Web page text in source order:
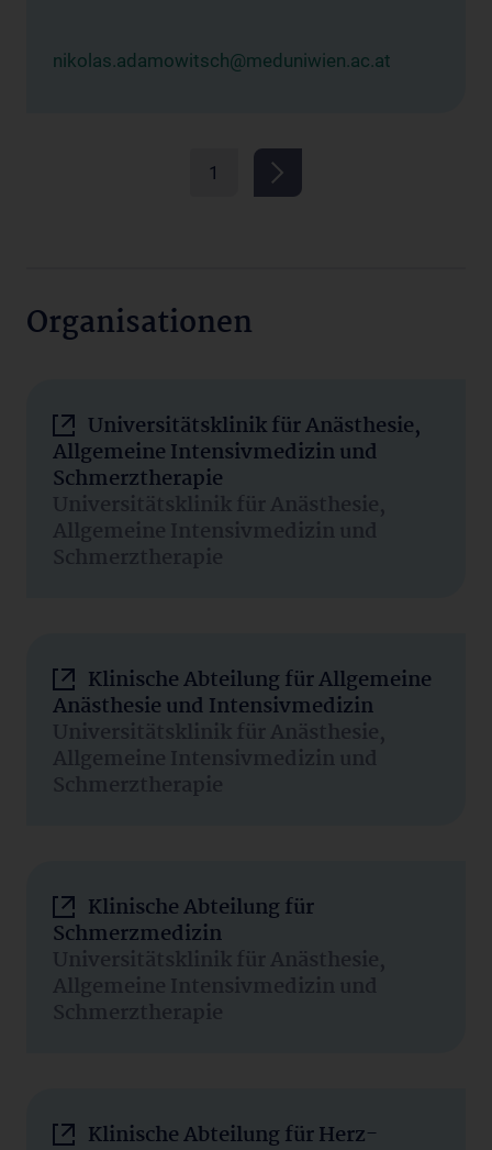
nikolas.adamowitsch@meduniwien.ac.at
1
Organisationen
Universitätsklinik für Anästhesie,
Allgemeine Intensivmedizin und
Schmerztherapie
Universitätsklinik für Anästhesie,
Allgemeine Intensivmedizin und
Schmerztherapie
Klinische Abteilung für Allgemeine
Anästhesie und Intensivmedizin
Universitätsklinik für Anästhesie,
Allgemeine Intensivmedizin und
Schmerztherapie
Klinische Abteilung für
Schmerzmedizin
Universitätsklinik für Anästhesie,
Allgemeine Intensivmedizin und
Schmerztherapie
Klinische Abteilung für Herz-